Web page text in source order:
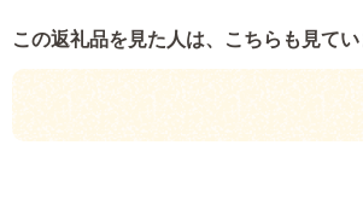
この返礼品を見た人は、こちらも見て